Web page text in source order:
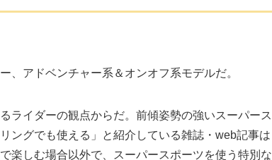
、アドベンチャー系＆オンオフ系モデルだ。
ライダーの観点からだ。前傾姿勢の強いスーパース
ングでも使える」と紹介している雑誌・web記事は
楽しむ場合以外で、スーパースポーツを使う特別な